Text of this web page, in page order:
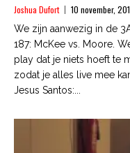
Joshua Dufort 10 november,
We zijn aanwezig in de
187: McKee vs. Moore.
play dat je niets hoeft te
zodat je alles live mee
Jesus Santos:...